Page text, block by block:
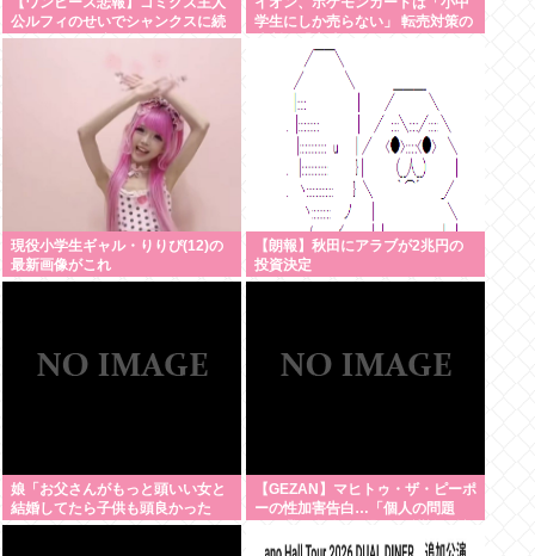
公ルフィのせいでシャンクスに続
きギャバンの腕も無くなるwww
学生にしか売らない」 転売対策の
現役小学生ギャル・りりぴ(12)の
最新画像がこれ
【朗報】秋田にアラブが2兆円の
投資決定
娘「お父さんがもっと頭いい女と
結婚してたら子供も頭良かった
よ。頭悪いクソ女と結婚してごめ
【GEZAN】マヒトゥ・ザ・ピーポ
ーの性加害告白…「個人の問題
大